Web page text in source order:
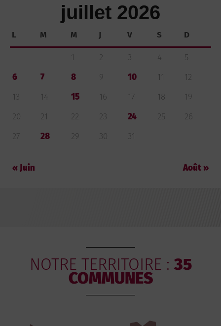
juillet 2026
L M M J V S D
1 2 3 4
5
6
7 8 9 10 11
12
13
14 15 16 17 18
19
20
21 22 23 24 25
26
27
28 29 30 31
« Juin Août »
NOTRE TERRITOIRE : 35
COMMUNES